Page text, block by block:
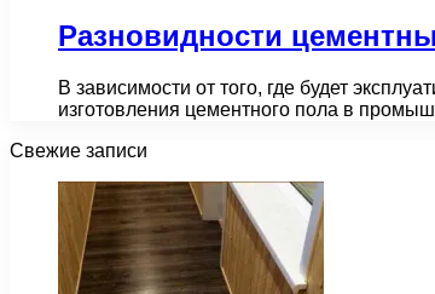
Разновидности
В зависимости от того, где будет
изготовления цементного пола в
Свежие записи